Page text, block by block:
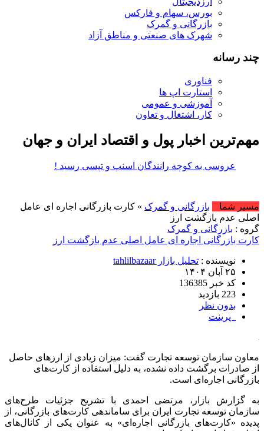
بورس، سهام و فارکس
بازرگانی و گمرک
شهرک های صنعتی و مناطق آزاد
چند رسانه
فناوری
استارت اپ ها
آموزشی و عمومی
کار، اشتغال و تعاون
مهم‌ترین اخبار پول و اقتصاد ایران و جهان
عروسی به کوچه رانندگان اسنپ و تپسی رسید !
مسیر شما
بازرگانی و گمرک » کارت بازرگانی اجاره ای عامل
اصلی عدم بازگشت ارز
گروه : بازرگانی و گمرک
کارت بازرگانی اجاره ای عامل اصلی عدم بازگشت ارز
نویسنده : تحلیل بازار tahlilbazaar
۲۵ آبان ۱۴۰۴
کد خبر 136385
223 بازدید
بدون نظر
پرینت
معاون سازمان توسعه تجارت گفت: میزان زیادی از ارزهای حاصل
از صادرات برگشت داده نشده، به دلیل استفاده از کارت‌های
بازرگانی اجاره‌ای است.
به گزارش بازار، مرتضی احمدی با تشریح جزئیات طرح‌های
سازمان توسعه تجارت ایران برای ساماندهی کارت‌های بازرگانی، از
پدیده «کارت‌های بازرگانی اجاره‌ای» به عنوان یکی از کانال‌های